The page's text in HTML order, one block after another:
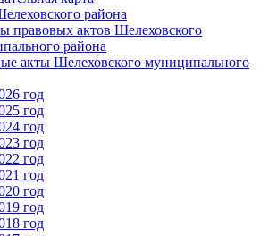
района
правовых актов Шелеховского
района
акты Шелеховского муниципального
год
год
год
год
год
год
год
год
год